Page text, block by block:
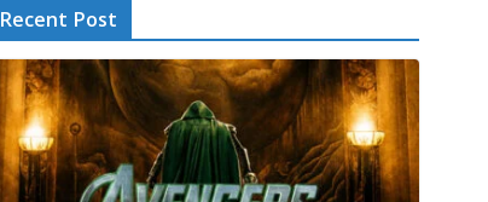
Recent Post